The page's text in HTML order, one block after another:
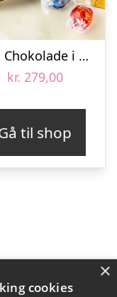
Lindt Chokolade i Metalæske
kr. 279,00
til shop
×
cookies